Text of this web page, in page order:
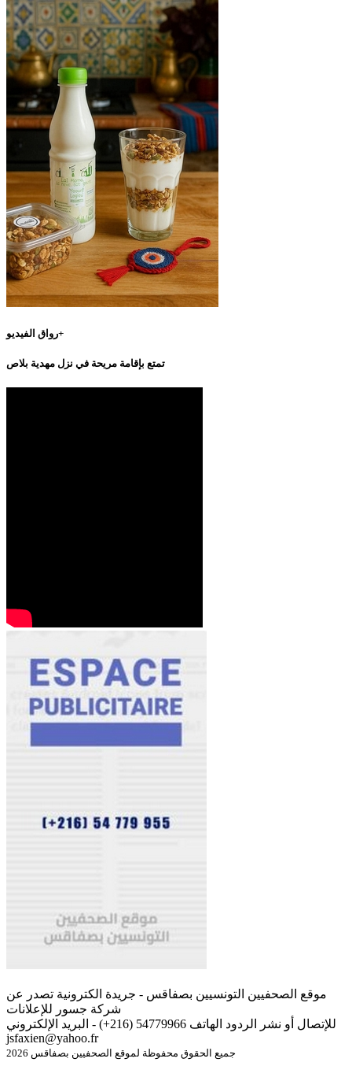
رواق الفيديو+
تمتع بإقامة مريحة في نزل مهدية بلاص
موقع الصحفيين التونسيين بصفاقس - جريدة الكترونية تصدر عن
شركة جسور للإعلانات
للإتصال أو نشر الردود الهاتف 54779966 (216+) - البريد الإلكتروني
jsfaxien@yahoo.fr
جميع الحقوق محفوظة لموقع الصحفيين بصفاقس 2026